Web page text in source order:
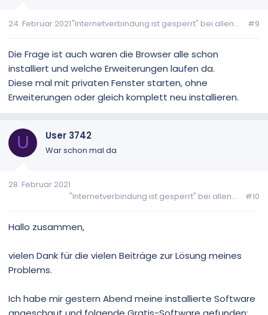
e
24. Februar 2021"Internetverbindung ist gesperrt" bei allen... #9
Die Frage ist auch waren die Browser alle schon
installiert und welche Erweiterungen laufen da.
Diese mal mit privaten Fenster starten, ohne
Erweiterungen oder gleich komplett neu installieren.
U User 3742
War schon mal da
28. Februar 2021
"Internetverbindung ist gesperrt" bei allen...
#10
Hallo zusammen,
vielen Dank für die vielen Beiträge zur Lösung meines
Problems.
Ich habe mir gestern Abend meine installierte Software